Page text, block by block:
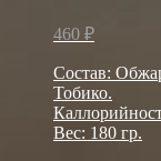
460 ₽
Состав:
Тобико.
Вес: 180 гр.